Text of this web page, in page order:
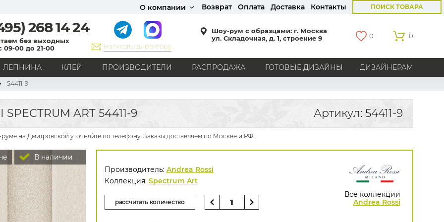
О компании Возврат Оплата Доставка Контакты ПОИСК ТОВАРА
268 14 24
без выходных
09-00 до 21-00
Написать директору
Шоу-рум с образцами: г. Москва
ул. Складочная, д. 1, строение 9
0 0
ЛЕПНИНА КЛЕЙ ПРОИЗВОДИТЕЛИ РАСПРОДАЖА ГОТОВЫЕ ДИЗАЙНЫ ДИЗАЙНЕРАМ
СТИЛЬ
Кантри
Модерн Прованс Хай-тек
Лофт
Классика
Английский стиль
Америка
Англия Бельгия
Германия
Голландия
Россия Все страны
РИСУНОК
Граффити
Карта мира
Под кирпич
С вензелями
С надписями
Однотонные
Геометрический рисунок
Цветы
Дамаск
В клетку
В полоску Все рисунки
БРЕНДЫ
Bernardo Bartalucci
Zambaiti
AS Creation
Hygge Roll
Luna
54411-9
ART 54411-9 Артикул: 54411-9
на Дмитровской уточняйте по телефону. Заказы доставляем по Москве и РФ.
В наличии
Все коллекции
Andrea Rossi
Производитель: Andrea Rossi
Коллекция: Spectrum Art
рассчитать количество